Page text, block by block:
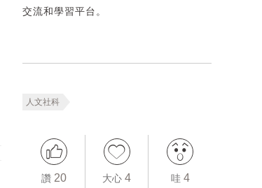
交流和學習平台。
人文社科
讚 20 大心 4 哇 4